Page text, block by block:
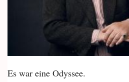
Es war eine Odyssee.